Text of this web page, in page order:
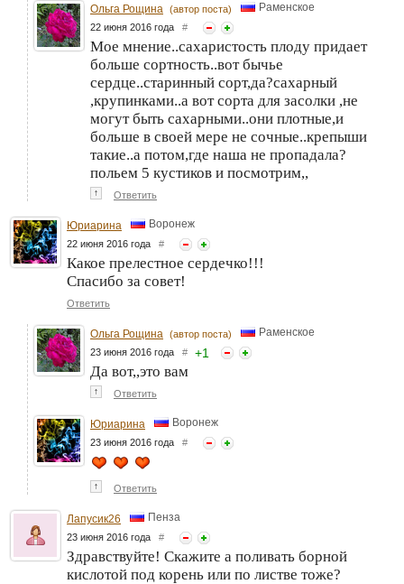
Ольга Рощина (автор поста) Раменское
22 июня 2016 года #
Мое мнение..сахаристость плоду придает
больше сортность..вот бычье
сердце..старинный сорт,да?сахарный
,крупинками..а вот сорта для засолки ,не
могут быть сахарными..они плотные,и
больше в своей мере не сочные..крепыши
такие..а потом,где наша не пропадала?
польем 5 кустиков и посмотрим,,
↑ Ответить
Юриарина Воронеж
22 июня 2016 года #
Какое прелестное сердечко!!!
Спасибо за совет!
Ответить
Ольга Рощина (автор поста) Раменское
23 июня 2016 года # +1
Да вот,,это вам
↑ Ответить
Юриарина Воронеж
23 июня 2016 года #
↑ Ответить
Лапусик26 Пенза
23 июня 2016 года #
Здравствуйте! Скажите а поливать борной
кислотой под корень или по листве тоже?